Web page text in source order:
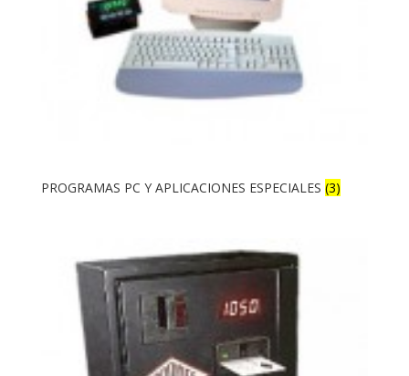
PROGRAMAS PC Y APLICACIONES ESPECIALES (3)